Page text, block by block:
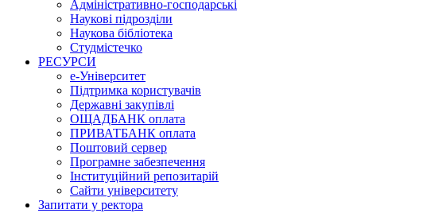
Адміністративно-господарські
Наукові підрозділи
Наукова бібліотека
Студмістечко
РЕСУРСИ
е-Університет
Підтримка користувачів
Державні закупівлі
ОЩАДБАНК оплата
ПРИВАТБАНК оплата
Поштовий сервер
Програмне забезпечення
Інституційний репозитарій
Сайти університету
Запитати у ректора